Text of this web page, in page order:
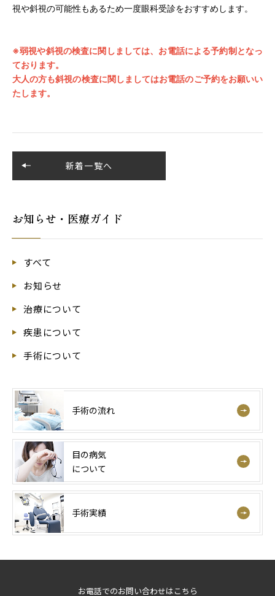
視や斜視の可能性もあるため一度眼科受診をおすすめします。
※弱視や斜視の検査に関しましては、お電話による予約制となっ
ております。
大人の方も斜視の検査に関しましてはお電話のご予約をお願いい
たします。
新着一覧へ
お知らせ・医療ガイド
すべて
お知らせ
治療について
疾患について
手術について
手術の流れ
目の病気
について
手術実績
お電話でのお問い合わせはこちら